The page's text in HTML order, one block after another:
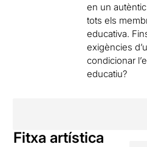
en un
tots els
educativa.
exigències
condicionar
educatiu?
Fitxa artística